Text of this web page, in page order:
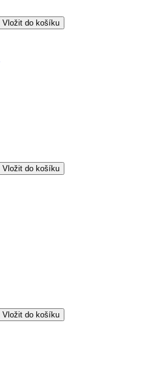
Vložit do košíku
Vložit do košíku
Vložit do košíku